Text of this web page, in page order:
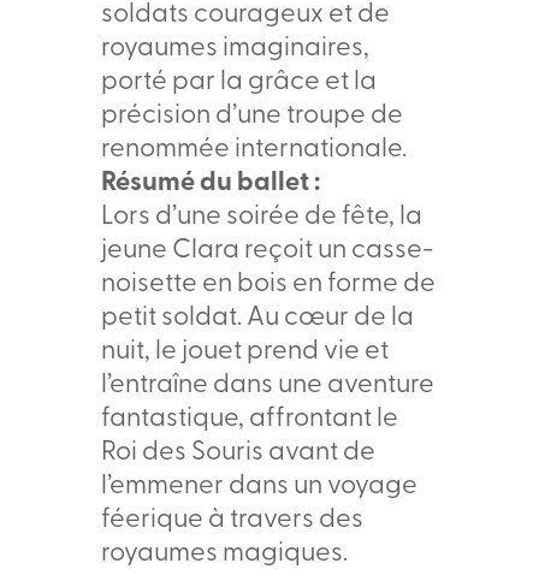
soldats courageux et de
royaumes imaginaires,
porté par la grâce et la
précision d’une troupe de
renommée internationale.
Résumé du ballet :
Lors d’une soirée de fête, la
jeune Clara reçoit un casse-
noisette en bois en forme de
petit soldat. Au cœur de la
nuit, le jouet prend vie et
l’entraîne dans une aventure
fantastique, affrontant le
Roi des Souris avant de
l’emmener dans un voyage
féerique à travers des
royaumes magiques.